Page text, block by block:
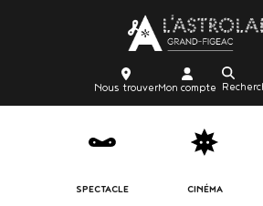
au
principal
Body
trouver
Nous trouvercompte
Mon compte
Recherche
SPECTACLE CINÉMA